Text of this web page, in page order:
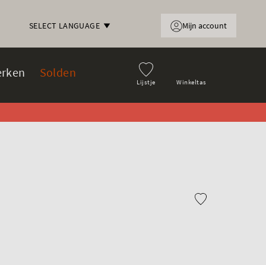
SELECT LANGUAGE
Lijstje Winkeltas
Solden
Mijn account